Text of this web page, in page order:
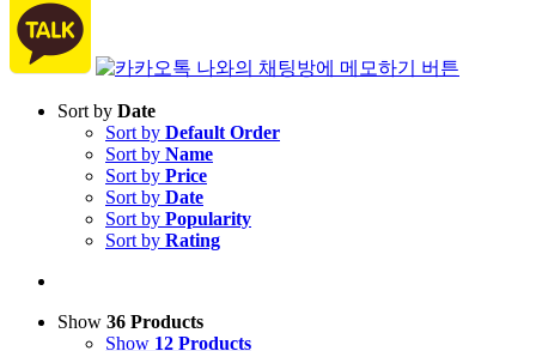
Sort by Date
Sort by Default Order
Sort by Name
Sort by Price
Sort by Date
Sort by Popularity
Sort by Rating
Show 36 Products
Show 12 Products